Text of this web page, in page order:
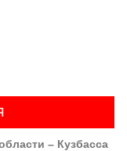
– Кузбасса